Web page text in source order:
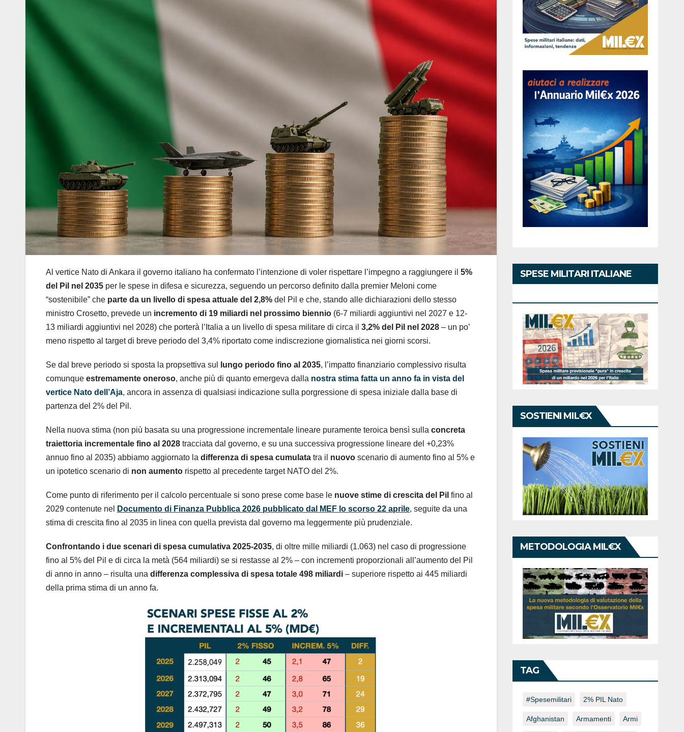
Al vertice Nato di Ankara il governo italiano ha confermato l’intenzione di voler rispettare l’impegno a raggiungere il 5%
del Pil nel 2035 per le spese in difesa e sicurezza, seguendo un percorso definito dalla premier Meloni come
“sostenibile” che parte da un livello di spesa attuale del 2,8% del Pil e che, stando alle dichiarazioni dello stesso
ministro Crosetto, prevede un incremento di 19 miliardi nel prossimo biennio (6-7 miliardi aggiuntivi nel 2027 e 12-
13 miliardi aggiuntivi nel 2028) che porterà l’Italia a un livello di spesa militare di circa il 3,2% del Pil nel 2028 – un po’
meno rispetto al target di breve periodo del 3,4% riportato come indiscrezione giornalistica nei giorni scorsi.
Se dal breve periodo si sposta la propsettiva sul lungo periodo fino al 2035, l’impatto finanziario complessivo risulta
comunque estremamente oneroso, anche più di quanto emergeva dalla nostra stima fatta un anno fa in vista del
vertice Nato dell’Aja, ancora in assenza di qualsiasi indicazione sulla porgressione di spesa iniziale dalla base di
partenza del 2% del Pil.
Nella nuova stima (non più basata su una progressione incrementale lineare puramente teroica bensì sulla concreta
traiettoria incrementale fino al 2028 tracciata dal governo, e su una successiva progressione lineare del +0,23%
annuo fino al 2035) abbiamo aggiornato la differenza di spesa cumulata tra il nuovo scenario di aumento fino al 5% e
un ipotetico scenario di non aumento rispetto al precedente target NATO del 2%.
Come punto di riferimento per il calcolo percentuale si sono prese come base le nuove stime di crescita del Pil fino al
2029 contenute nel
Documento di Finanza Pubblica 2026 pubblicato dal MEF lo scorso 22 aprile, seguite da una
stima di crescita fino al 2035 in linea con quella prevista dal governo ma leggermente più prudenziale.
Confrontando i due scenari di spesa cumulativa 2025-2035, di oltre mille miliardi (1.063) nel caso di progressione
fino al 5% del Pil e di circa la metà (564 miliardi) se si restasse al 2% – con incrementi proporzionali all’aumento del Pil
di anno in anno – risulta una differenza complessiva di spesa totale 498 miliardi – superiore rispetto ai 445 miliardi
della prima stima di un anno fa.
SPESE MILITARI ITALIANE
SOSTIENI MIL€X
METODOLOGIA MIL€X
TAG
#spesemilitari 2% PIL Nato
Afghanistan Armamenti Armi